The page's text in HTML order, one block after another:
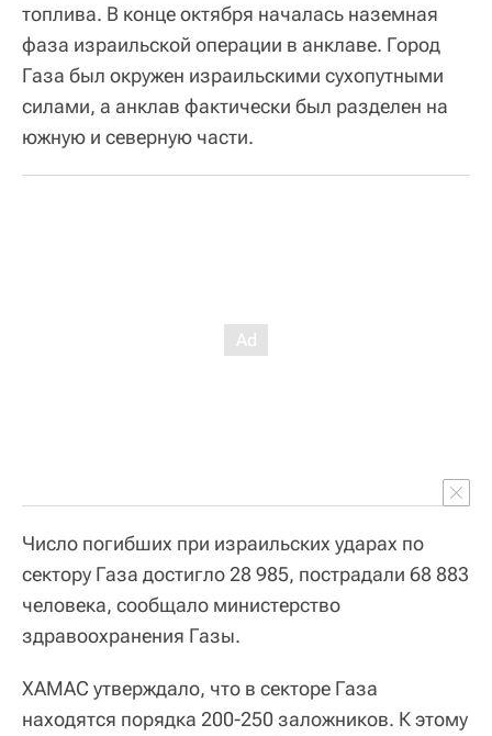
топлива. В конце октября началась наземная
фаза израильской операции в анклаве. Город
Газа был окружен израильскими сухопутными
силами, а анклав фактически был разделен на
южную и северную части.
Число погибших при израильских ударах по
сектору Газа достигло 28 985, пострадали 68 883
человека, сообщало министерство
здравоохранения Газы.
ХАМАС утверждало, что в секторе Газа
находятся порядка 200-250 заложников. К этому